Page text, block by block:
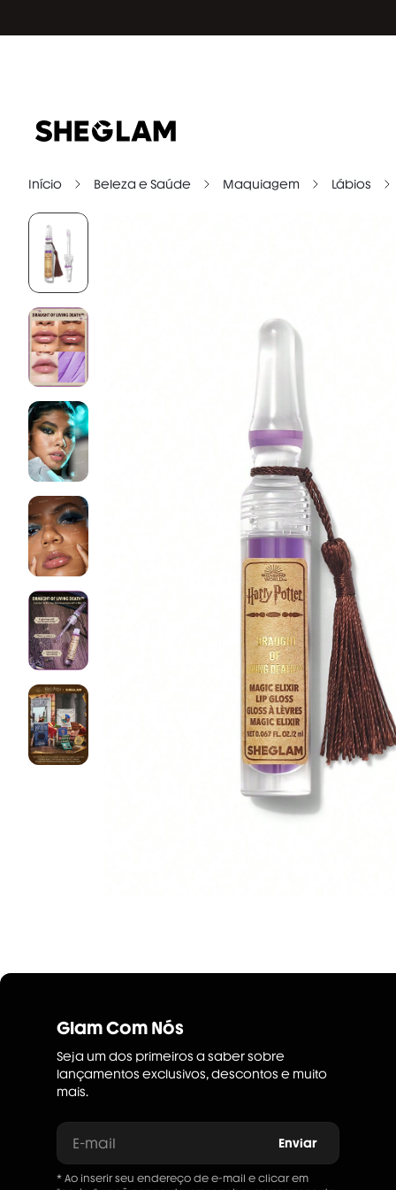
Início Beleza e Saúde Maquiagem Lábios
Glam Com Nós
Seja um dos primeiros a saber sobre
lançamentos exclusivos, descontos e muito
mais.
E-mail Enviar
* Ao inserir seu endereço de e-mail e clicar em